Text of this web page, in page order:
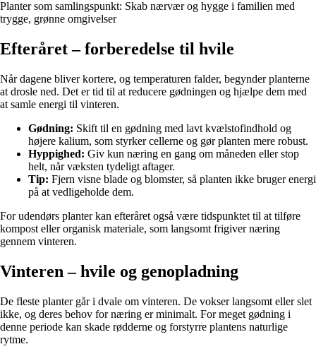
Planter som samlingspunkt: Skab nærvær og hygge i familien med
trygge, grønne omgivelser
Efteråret – forberedelse til hvile
Når dagene bliver kortere, og temperaturen falder, begynder planterne
at drosle ned. Det er tid til at reducere gødningen og hjælpe dem med
at samle energi til vinteren.
Gødning: Skift til en gødning med lavt kvælstofindhold og
højere kalium, som styrker cellerne og gør planten mere robust.
Hyppighed: Giv kun næring en gang om måneden eller stop
helt, når væksten tydeligt aftager.
Tip: Fjern visne blade og blomster, så planten ikke bruger energi
på at vedligeholde dem.
For udendørs planter kan efteråret også være tidspunktet til at tilføre
kompost eller organisk materiale, som langsomt frigiver næring
gennem vinteren.
Vinteren – hvile og genopladning
De fleste planter går i dvale om vinteren. De vokser langsomt eller slet
ikke, og deres behov for næring er minimalt. For meget gødning i
denne periode kan skade rødderne og forstyrre plantens naturlige
rytme.